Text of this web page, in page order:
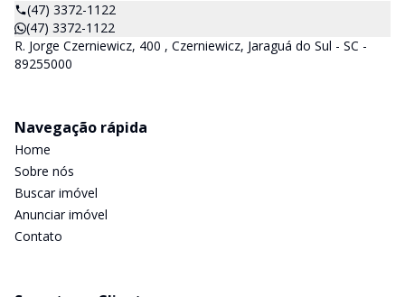
(47) 3372-1122
(47) 3372-1122
R. Jorge Czerniewicz, 400 , Czerniewicz, Jaraguá do Sul - SC -
89255000
Navegação rápida
Home
Sobre nós
Buscar imóvel
Anunciar imóvel
Contato